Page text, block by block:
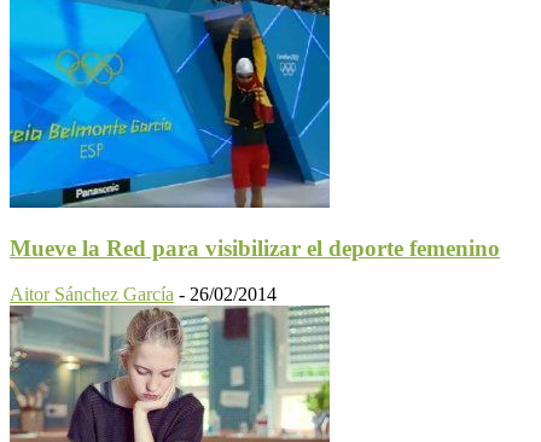
Mueve la Red para visibilizar el deporte femenino
Aitor Sánchez García - 26/02/2014